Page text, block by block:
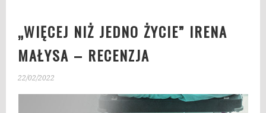
„WIĘCEJ NIŻ JEDNO ŻYCIE” IRENA
MAŁYSA – RECENZJA
22/02/2022